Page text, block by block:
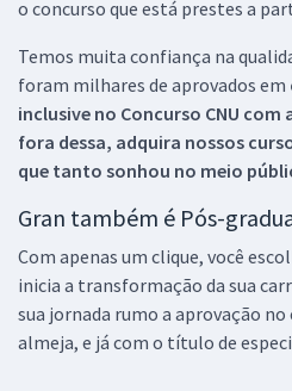
o concurso que está prestes a
Temos muita confiança na
foram milhares de aprovados em
inclusive no Concurso CNU com
fora dessa, adquira nossos
que tanto sonhou no meio
Gran também é Pós-
Com apenas um clique, você
inicia a transformação da sua
sua jornada rumo a aprovação
almeja, e já com o título de